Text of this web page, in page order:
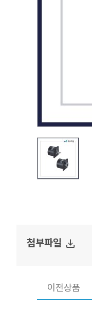
첨부파일 file_download
이전상품